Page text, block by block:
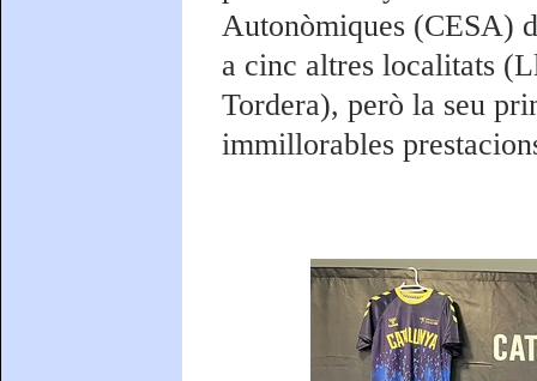
Autonòmiques (CESA)
a cinc altres localitats
Tordera), però la seu
immillorables